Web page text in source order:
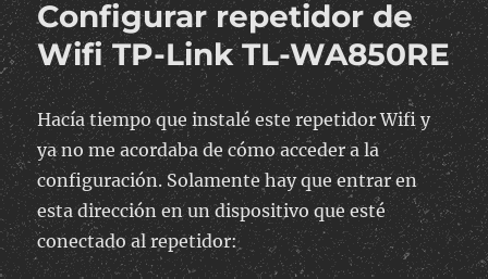
de
pantalla
a
un
Configurar repetidor de
Wifi TP-Link TL-WA850RE
Hacía tiempo que instalé este repetidor Wifi y
ya no me acordaba de cómo acceder a la
configuración. Solamente hay que entrar en
esta dirección en un dispositivo que esté
conectado al repetidor: